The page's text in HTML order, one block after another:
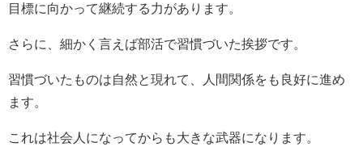
目標に向かって継続する力があります。
さらに、細かく言えば部活で習慣づいた挨拶です。
習慣づいたものは自然と現れて、人間関係をも良好に進め
ます。
これは社会人になってからも大きな武器になります。